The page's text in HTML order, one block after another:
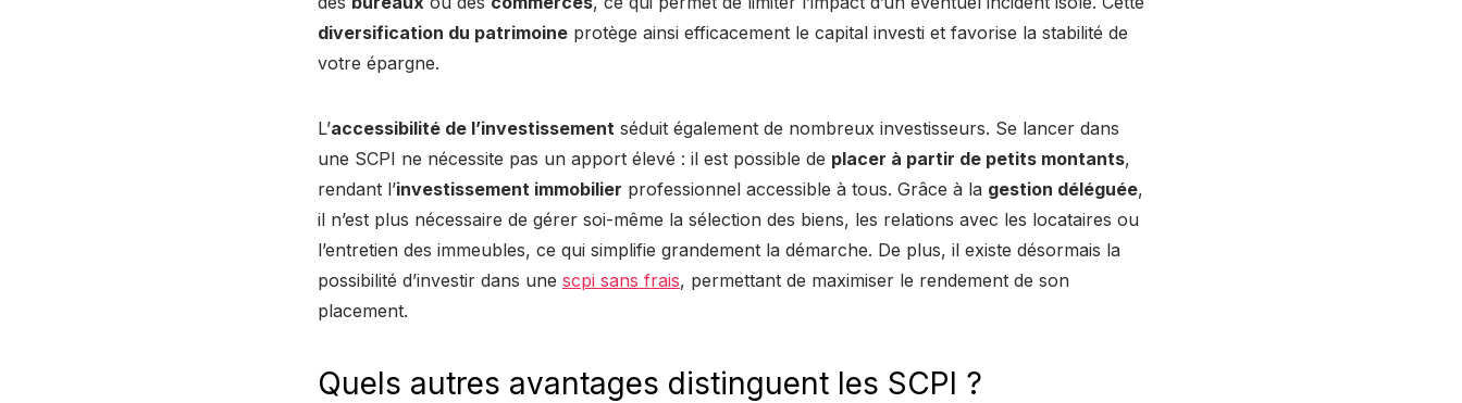
diversification du patrimoine protège ainsi efficacement le capital investi et favorise la stabilité de
votre épargne.
L’accessibilité de l’investissement séduit également de nombreux investisseurs. Se lancer dans
une SCPI ne nécessite pas un apport élevé : il est possible de placer à partir de petits montants,
rendant l’investissement immobilier professionnel accessible à tous. Grâce à la gestion déléguée,
il n’est plus nécessaire de gérer soi-même la sélection des biens, les relations avec les locataires ou
l’entretien des immeubles, ce qui simplifie grandement la démarche. De plus, il existe désormais la
possibilité d’investir dans une scpi sans frais, permettant de maximiser le rendement de son
placement.
Quels autres avantages distinguent les SCPI ?